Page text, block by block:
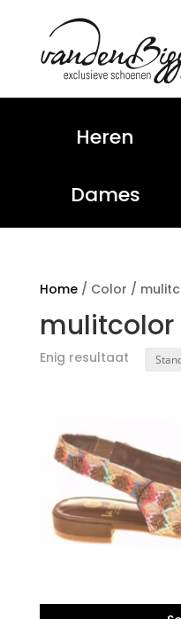
Heren
Dames
Home/ Color /
mulitcolor
Enig resultaat